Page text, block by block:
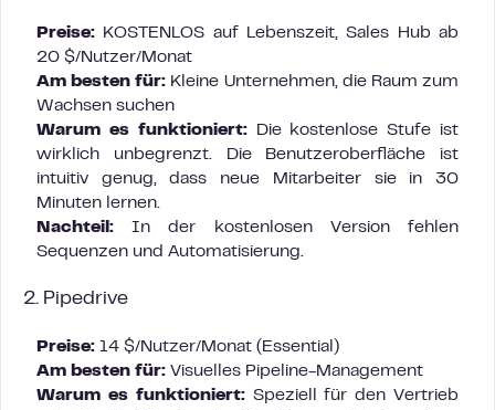
Preise: KOSTENLOS auf Lebenszeit, Sales Hub ab
20 $/Nutzer/Monat
Am besten für: Kleine Unternehmen, die Raum zum
Wachsen suchen
Warum es funktioniert:Die kostenlose Stufe ist
wirklich unbegrenzt. Die Benutzeroberfläche ist
intuitiv genug, dass neue Mitarbeiter sie in 30
Minuten lernen.
Nachteil: In der kostenlosen Version fehlen
Sequenzen und Automatisierung.
2. Pipedrive
Preise: 14 $/Nutzer/Monat (Essential)
Am besten für: Visuelles Pipeline-Management
Warum es funktioniert:Speziell für den Vertrieb